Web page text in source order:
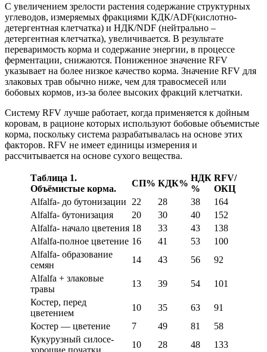
С увеличением зрелости растения содержание структурных
углеводов, измеряемых фракциями КДК/ADF(кислотно-
детергентная клетчатка) и НДК/NDF (нейтрально –
детергентная клетчатка), увеличивается. В результате
переваримость корма и содержание энергии, в процессе
ферментации, снижаются. Пониженное значение RFV
указывает на более низкое качество корма. Значение RFV для
злаковых трав обычно ниже, чем для травосмесей или
бобовых кормов, из-за более высоких фракций клетчатки.
Систему RFV лучше работает, когда применяется к дойным
коровам, в рационе которых используют бобовые объемистые
корма, поскольку система разрабатывалась на основе этих
факторов. RFV не имеет единицы измерения и
рассчитывается на основе сухого вещества.
Таблица 1.
Объёмистые корма.
СП% КДК%
НДК
%
RFV/
ОКЦ
Alfalfa- до бутонизации
22 28 38
164
Alfalfa- бутонизация
20 30 40
152
Alfalfa- начало цветения 18 33 43
138
Alfalfa-полное цветение 16 41 53
100
Alfalfa- образование
семян
14 43 56
92
Alfalfa + злаковые
травы
13 39 54
101
Костер, перед
цветением
10 35 63
91
Костер — цветение
7 49 81
58
Кукурузный силосe-
хорошие початки
10 28 48 133